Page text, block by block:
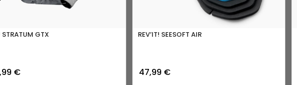
STRATUM GTX
€
REV’IT! SEESOFT AIR
47,99 €